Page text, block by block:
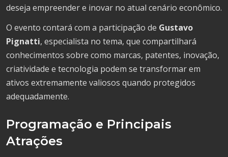
deseja empreender e inovar no atual cenário econômico.
O evento contará com a participação de Gustavo
Pignatti, especialista no tema, que compartilhará
conhecimentos sobre como marcas, patentes, inovação,
criatividade e tecnologia podem se transformar em
ativos extremamente valiosos quando protegidos
adequadamente.
Programação e Principais
Atrações